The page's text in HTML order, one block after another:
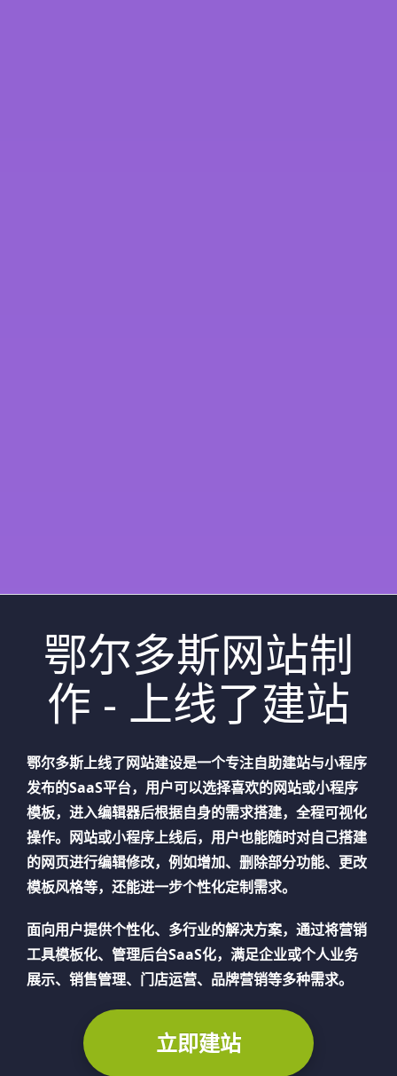
鄂尔多斯网站制
作 - 上线了建站
鄂尔多斯上线了网站建设是一个专注自助建站与小程序
发布的SaaS平台，用户可以选择喜欢的网站或小程序
模板，进入编辑器后根据自身的需求搭建，全程可视化
操作。网站或小程序上线后，用户也能随时对自己搭建
的网页进行编辑修改，例如增加、删除部分功能、更改
模板风格等，还能进一步个性化定制需求。
面向用户提供个性化、多行业的解决方案，通过将营销
工具模板化、管理后台SaaS化，满足企业或个人业务
展示、销售管理、门店运营、品牌营销等多种需求。
立即建站